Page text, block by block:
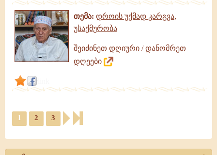
თემა: დროის უქმად კარგვა,
უსაქმურობა
შეიძინეთ დღიური / დანომრეთ
დღეები
1 2 3